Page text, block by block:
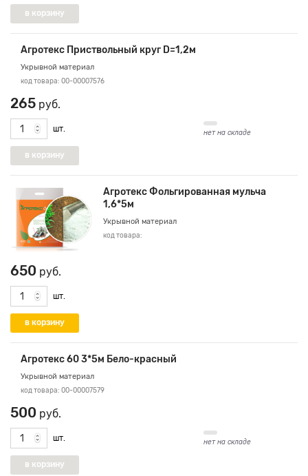
Агротекс Приствольный круг D=1,2м
Укрывной материал
код товара: 00-00007576
265 руб.
шт. нет на складе
Агротекс Фольгированная мульча
1,6*5м
Укрывной материал
код товара:
650 руб.
шт.
Агротекс 60 3*5м Бело-красный
Укрывной материал
код товара: 00-00007579
500 руб.
шт. нет на складе